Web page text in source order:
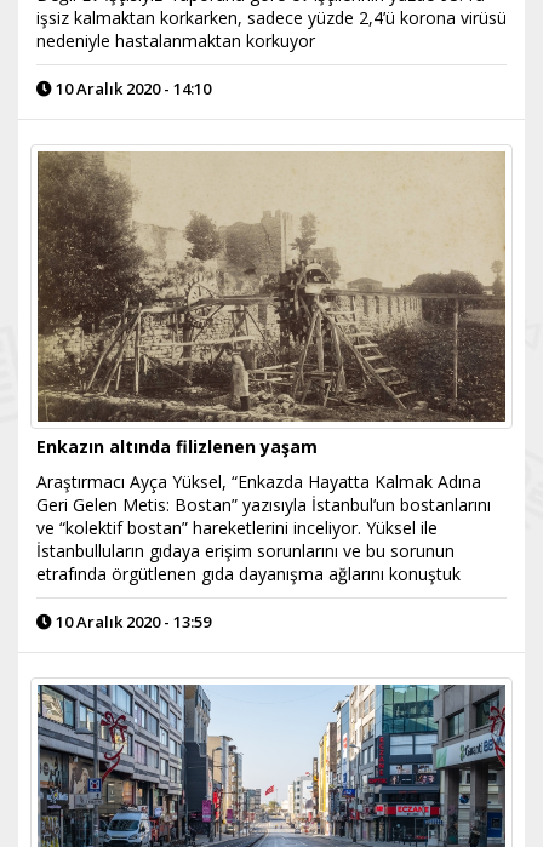
işsiz kalmaktan korkarken, sadece yüzde 2,4’ü korona virüsü
nedeniyle hastalanmaktan korkuyor
10 Aralık 2020 - 14:10
Enkazın altında filizlenen yaşam
Araştırmacı Ayça Yüksel, “Enkazda Hayatta Kalmak Adına
Geri Gelen Metis: Bostan” yazısıyla İstanbul’un bostanlarını
ve “kolektif bostan” hareketlerini inceliyor. Yüksel ile
İstanbulluların gıdaya erişim sorunlarını ve bu sorunun
etrafında örgütlenen gıda dayanışma ağlarını konuştuk
10 Aralık 2020 - 13:59